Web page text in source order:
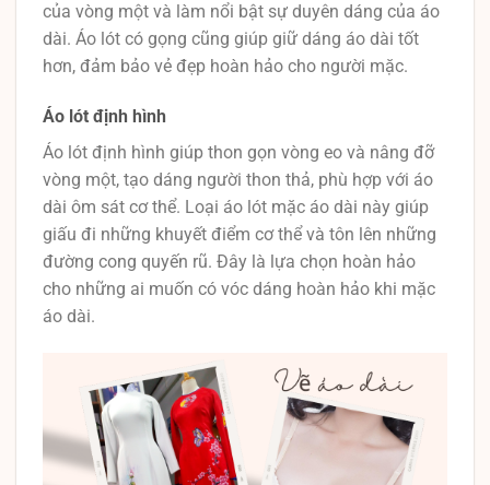
của vòng một và làm nổi bật sự duyên dáng của áo
dài. Áo lót có gọng cũng giúp giữ dáng áo dài tốt
hơn, đảm bảo vẻ đẹp hoàn hảo cho người mặc.
Áo lót định hình
Áo lót định hình giúp thon gọn vòng eo và nâng đỡ
vòng một, tạo dáng người thon thả, phù hợp với áo
dài ôm sát cơ thể. Loại áo lót mặc áo dài này giúp
giấu đi những khuyết điểm cơ thể và tôn lên những
đường cong quyến rũ. Đây là lựa chọn hoàn hảo
cho những ai muốn có vóc dáng hoàn hảo khi mặc
áo dài.